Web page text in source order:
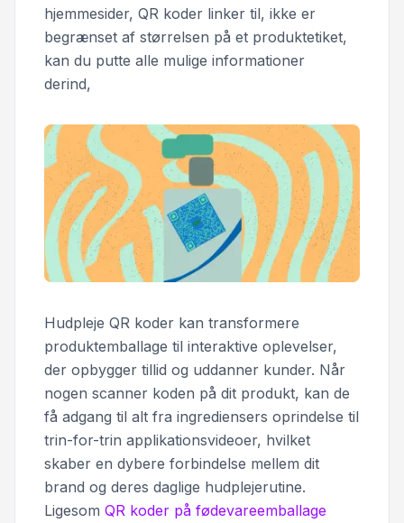
hjemmesider, QR koder linker til, ikke er
begrænset af størrelsen på et produktetiket,
kan du putte alle mulige informationer
derind,
Hudpleje QR koder kan transformere
produktemballage til interaktive oplevelser,
der opbygger tillid og uddanner kunder. Når
nogen scanner koden på dit produkt, kan de
få adgang til alt fra ingrediensers oprindelse til
trin-for-trin applikationsvideoer, hvilket
skaber en dybere forbindelse mellem dit
brand og deres daglige hudplejerutine.
Ligesom QR koder på fødevareemballage